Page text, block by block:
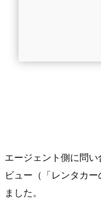
エージェント側に問
ビュー（「レンタカ
ました。